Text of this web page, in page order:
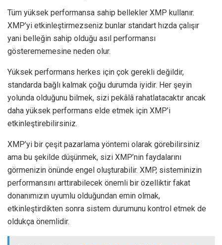
Tüm yüksek performansa sahip bellekler XMP kullanır.
XMP’yi etkinleştirmezseniz bunlar standart hızda çalışır
yani belleğin sahip olduğu asıl performansı
gösterememesine neden olur.
Yüksek performans herkes için çok gerekli değildir,
standarda bağlı kalmak çoğu durumda iyidir. Her şeyin
yolunda olduğunu bilmek, sizi pekâlâ rahatlatacaktır ancak
daha yüksek performans elde etmek için XMP’i
etkinleştirebilirsiniz.
XMP’yi bir çeşit pazarlama yöntemi olarak görebilirsiniz
ama bu şekilde düşünmek, sizi XMP’nin faydalarını
görmenizin önünde engel oluşturabilir. XMP, sisteminizin
performansını arttırabilecek önemli bir özelliktir fakat
donanımızın uyumlu olduğundan emin olmak,
etkinleştirdikten sonra sistem durumunu kontrol etmek de
oldukça önemlidir.